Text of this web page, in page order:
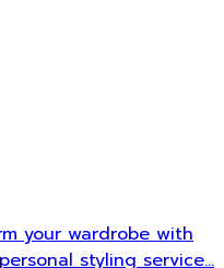
your wardrobe with
styling service…